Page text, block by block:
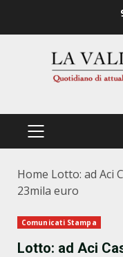
PRIMÄRES
Home Lotto: ad Aci
23mila euro
Comunicati Stampa
Lotto: ad Aci